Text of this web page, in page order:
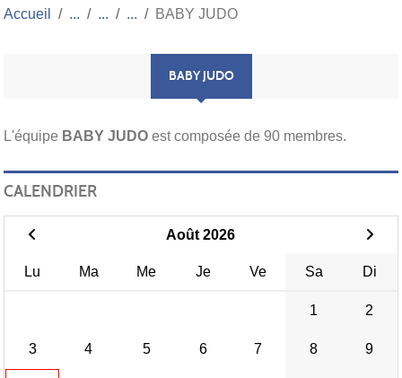
Accueil BABY JUDO
BABY JUDO
L'équipe BABY JUDO est composée de 90 membres.
CALENDRIER
Août 2026
Lu Ma Me Je Ve Sa Di
1 2
3 4 5 6 7 8 9